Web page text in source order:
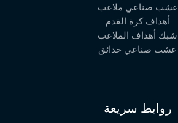
عشب صناعي ملاعب
أهداف كرة القدم
شبك أهداف الملاعب
عشب صناعي حدائق
روابط سريعة